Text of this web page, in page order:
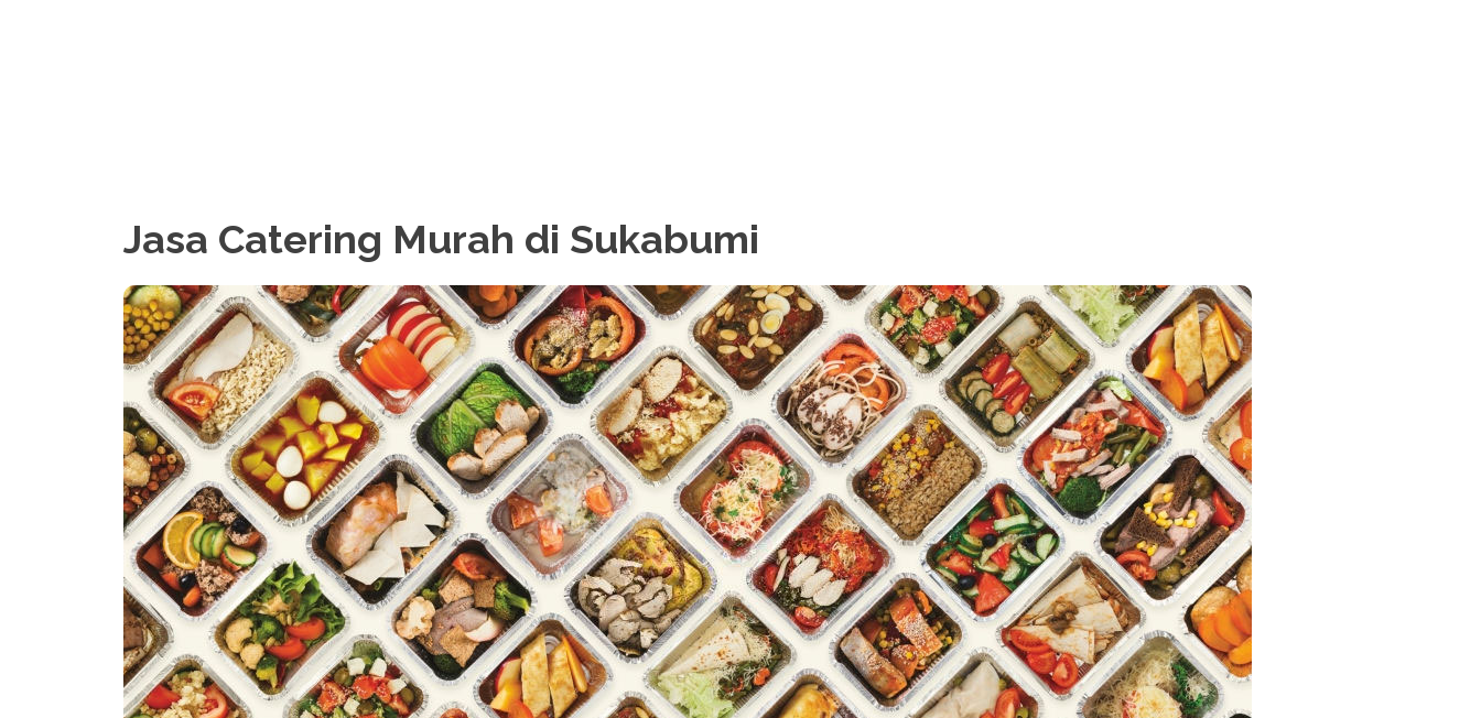
Jasa Catering Murah di Sukabumi